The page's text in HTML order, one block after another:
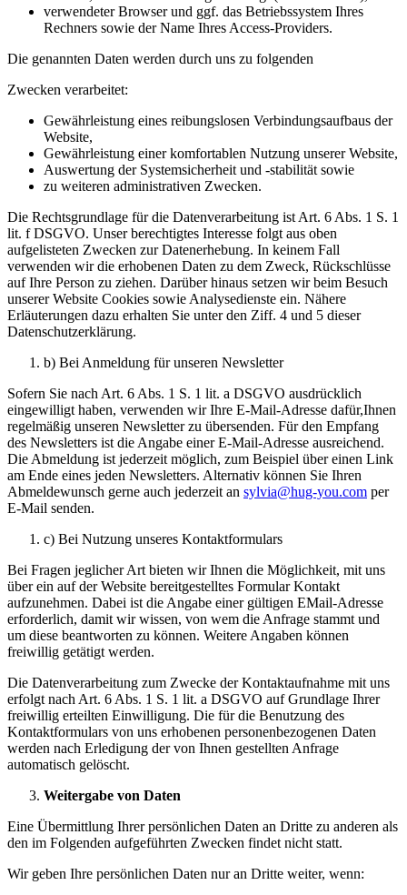
verwendeter Browser und ggf. das Betriebssystem Ihres
Rechners sowie der Name Ihres Access-Providers.
Die genannten Daten werden durch uns zu folgenden
Zwecken verarbeitet:
Gewährleistung eines reibungslosen Verbindungsaufbaus der
Website,
Gewährleistung einer komfortablen Nutzung unserer Website,
Auswertung der Systemsicherheit und -stabilität sowie
zu weiteren administrativen Zwecken.
Die Rechtsgrundlage für die Datenverarbeitung ist Art. 6 Abs. 1 S. 1
lit. f DSGVO. Unser berechtigtes Interesse folgt aus oben
aufgelisteten Zwecken zur Datenerhebung. In keinem Fall
verwenden wir die erhobenen Daten zu dem Zweck, Rückschlüsse
auf Ihre Person zu ziehen. Darüber hinaus setzen wir beim Besuch
unserer Website Cookies sowie Analysedienste ein. Nähere
Erläuterungen dazu erhalten Sie unter den Ziff. 4 und 5 dieser
Datenschutzerklärung.
b) Bei Anmeldung für unseren Newsletter
Sofern Sie nach Art. 6 Abs. 1 S. 1 lit. a DSGVO ausdrücklich
eingewilligt haben, verwenden wir Ihre E-Mail-Adresse dafür,Ihnen
regelmäßig unseren Newsletter zu übersenden. Für den Empfang
des Newsletters ist die Angabe einer E-Mail-Adresse ausreichend.
Die Abmeldung ist jederzeit möglich, zum Beispiel über einen Link
am Ende eines jeden Newsletters. Alternativ können Sie Ihren
Abmeldewunsch gerne auch jederzeit an sylvia@hug-you.com per
E-Mail senden.
c) Bei Nutzung unseres Kontaktformulars
Bei Fragen jeglicher Art bieten wir Ihnen die Möglichkeit, mit uns
über ein auf der Website bereitgestelltes Formular Kontakt
aufzunehmen. Dabei ist die Angabe einer gültigen EMail-Adresse
erforderlich, damit wir wissen, von wem die Anfrage stammt und
um diese beantworten zu können. Weitere Angaben können
freiwillig getätigt werden.
Die Datenverarbeitung zum Zwecke der Kontaktaufnahme mit uns
erfolgt nach Art. 6 Abs. 1 S. 1 lit. a DSGVO auf Grundlage Ihrer
freiwillig erteilten Einwilligung. Die für die Benutzung des
Kontaktformulars von uns erhobenen personenbezogenen Daten
werden nach Erledigung der von Ihnen gestellten Anfrage
automatisch gelöscht.
Weitergabe von Daten
Eine Übermittlung Ihrer persönlichen Daten an Dritte zu anderen als
den im Folgenden aufgeführten Zwecken findet nicht statt.
Wir geben Ihre persönlichen Daten nur an Dritte weiter, wenn: